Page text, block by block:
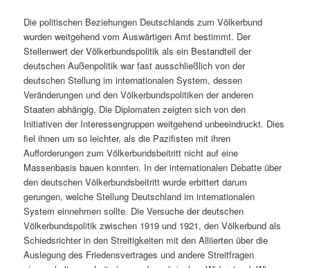
Die politischen Beziehungen Deutschlands zum Völkerbund
wurden weitgehend vom Auswärtigen Amt bestimmt. Der
Stellenwert der Völkerbundspolitik als ein Bestandteil der
deutschen Außenpolitik war fast ausschließlich von der
deutschen Stellung im internationalen System, dessen
Veränderungen und den Völkerbundspolitiken der anderen
Staaten abhängig. Die Diplomaten zeigten sich von den
Initiativen der Interessengruppen weitgehend unbeeindruckt. Dies
fiel ihnen um so leichter, als die Pazifisten mit ihren
Aufforderungen zum Völkerbundsbeitritt nicht auf eine
Massenbasis bauen konnten. In der internationalen Debatte über
den deutschen Völkerbundsbeitritt wurde erbittert darum
gerungen, welche Stellung Deutschland im internationalen
System einnehmen sollte. Die Versuche der deutschen
Völkerbundspolitik zwischen 1919 und 1921, den Völkerbund als
Schiedsrichter in den Streitigkeiten mit den Alliierten über die
Auslegung des Friedensvertrages und andere Streitfragen